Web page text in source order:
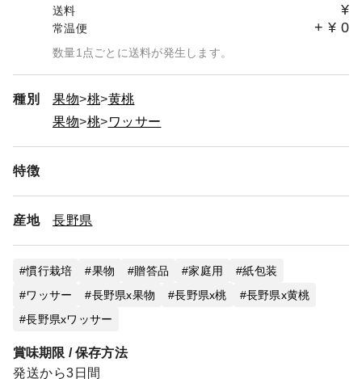
送料 ¥
常温便 + ¥ 0
数量1点ごとに送料が発生します。
種別 果物 桃 黄桃
果物
桃 ワッサー
特徴
産地 長野県
慣行栽培 果物 贈答品 家庭用
紙包装
ワッサー
長野県x果物 長野県x桃
長野県x黄桃
長野県xワッサー
賞味期限 / 保存方法
発送から3日間